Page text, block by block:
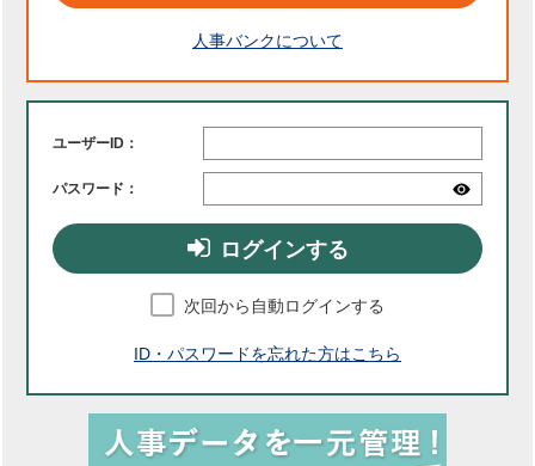
人事バンクについて
ユーザーID：
パスワード：
ログインする
次回から自動ログインする
ID・パスワードを忘れた方はこちら